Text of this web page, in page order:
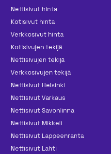
Nettisivut hinta
Kotisivut hinta
Verkkosivut hinta
Kotisivujen tekijä
Nettisivujen tekijä
Verkkosivujen tekijä
Nettisivut Helsinki
Nettisivut Varkaus
Nettisivut Savonlinna
Nettisivut Mikkeli
Nettisivut Lappeenranta
Nettisivut Lahti